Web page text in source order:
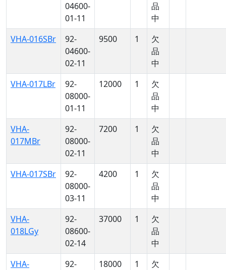
04600-
01-11
品
中
VHA-016SBr
92-
04600-
02-11
9500 1
欠
品
中
VHA-017LBr
92-
08000-
01-11
12000 1
欠
品
中
VHA-
017MBr
92-
08000-
02-11
7200 1
欠
品
中
VHA-017SBr
92-
08000-
03-11
4200 1
欠
品
中
VHA-
018LGy
92-
08600-
02-14
37000 1
欠
品
中
VHA-
92-
18000 1
欠